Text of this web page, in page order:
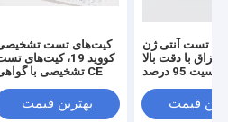
کیت‌های تست
کووید 19، کیت‌های
تشخیصی با گواهی CE
بهترین قیمت
تست آنتی ژن
کووید 19 بزاق با دقت بالا
95 درصد
قیمت